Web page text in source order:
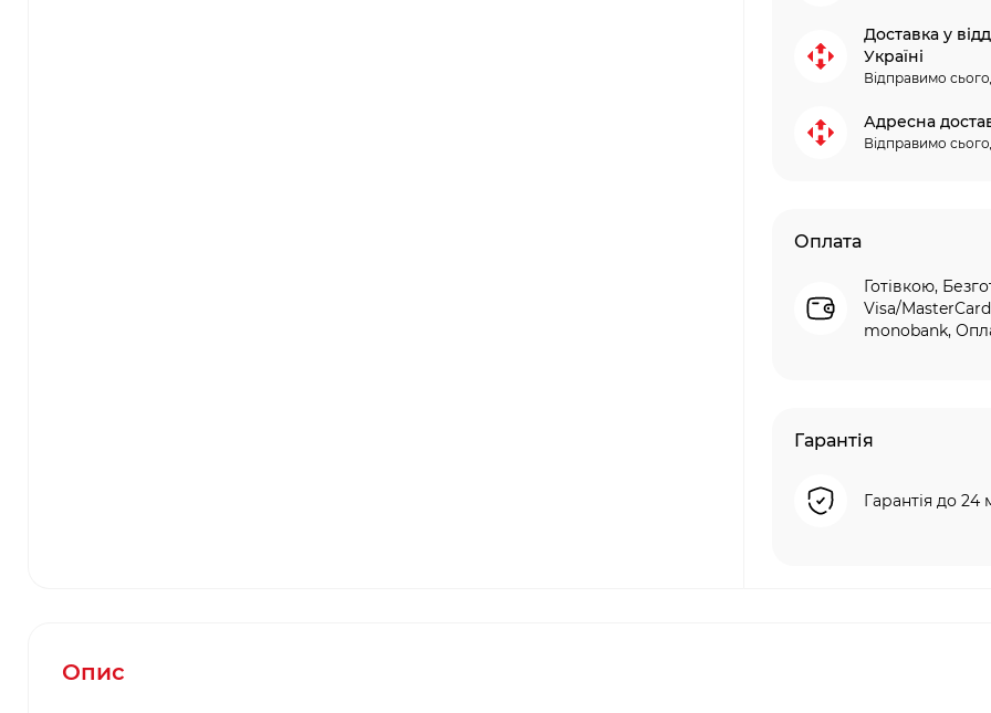
Доставка у
Україні
Відправимо
Адресна
Відправимо
Оплата
Готівкою,
Visa/
monobank,
Гарантія
Гарантія до 24
Опис